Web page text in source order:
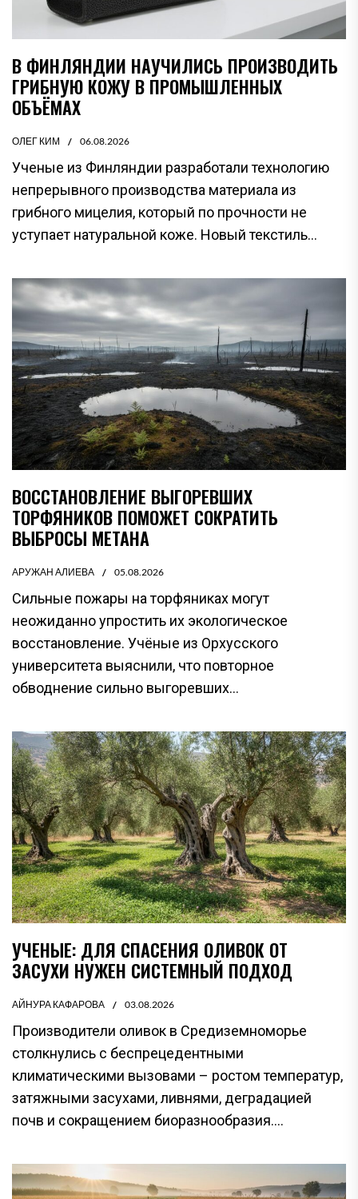
В ФИНЛЯНДИИ НАУЧИЛИСЬ ПРОИЗВОДИТЬ
ГРИБНУЮ КОЖУ В ПРОМЫШЛЕННЫХ
ОБЪЁМАХ
ОЛЕГ КИМ 06.08.2026
Ученые из Финляндии разработали технологию
непрерывного производства материала из
грибного мицелия, который по прочности не
уступает натуральной коже. Новый текстиль...
ВОССТАНОВЛЕНИЕ ВЫГОРЕВШИХ
ТОРФЯНИКОВ ПОМОЖЕТ СОКРАТИТЬ
ВЫБРОСЫ МЕТАНА
АРУЖАН АЛИЕВА 05.08.2026
Сильные пожары на торфяниках могут
неожиданно упростить их экологическое
восстановление. Учёные из Орхусского
университета выяснили, что повторное
обводнение сильно выгоревших...
УЧЕНЫЕ: ДЛЯ СПАСЕНИЯ ОЛИВОК ОТ
ЗАСУХИ НУЖЕН СИСТЕМНЫЙ ПОДХОД
АЙНУРА КАФАРОВА 03.08.2026
Производители оливок в Средиземноморье
столкнулись с беспрецедентными
климатическими вызовами – ростом температур,
затяжными засухами, ливнями, деградацией
почв и сокращением биоразнообразия....